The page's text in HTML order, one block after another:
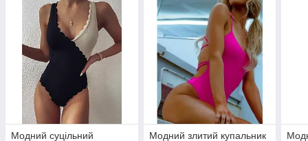
Модний суцільний
Модний злитий купальник